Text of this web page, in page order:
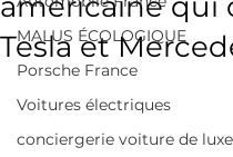
MALUS ÉCOLOGIQUE
Porsche France
Voitures électriques
conciergerie voiture de luxe
Tesla et